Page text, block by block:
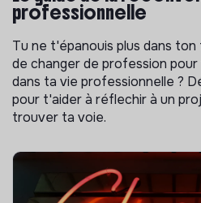
professionnelle
Tu ne t'épanouis plus dans
de changer de profession
dans ta vie professionnelle ?
pour t'aider à réflechir à un
trouver ta voie.